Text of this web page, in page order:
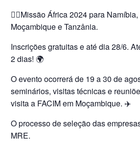
☝🏻Missão África 2024 para
Moçambique e Tanzânia.
Inscrições gratuitas e até dia 28/6.
2 dias! 🌍
O evento ocorrerá de 19 a 30 de
seminários, visitas técnicas e
visita a FACIM em Moçambique. ✈️
O processo de seleção das
MRE.